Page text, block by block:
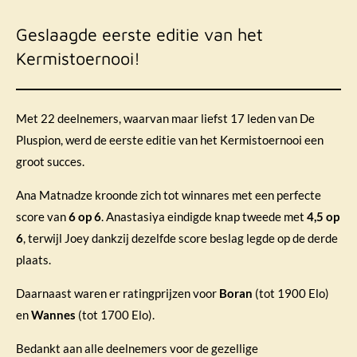
Geslaagde eerste editie van het
Kermistoernooi!
Met 22 deelnemers, waarvan maar liefst 17 leden van De
Pluspion, werd de eerste editie van het Kermistoernooi een
groot succes.
Ana Matnadze kroonde zich tot winnares met een perfecte
score van6 op 6. Anastasiya eindigde knap tweede met 4,5 op
6, terwijl Joey dankzij dezelfde score beslag legde op de derde
plaats.
Daarnaast waren er ratingprijzen voor Boran (tot 1900 Elo)
enWannes (tot 1700 Elo).
Bedankt aan alle deelnemers voor de gezellige